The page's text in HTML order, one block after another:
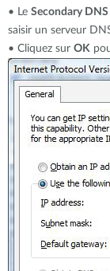
• Le Secondary DNS
saisir un serveur
• Cliquez sur OK